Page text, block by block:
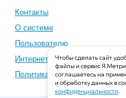
Контакты
О системе
Пользователю
Интернет-магазинам
Политика
Чтобы сделать сайт
файлы и сервис
соглашаетесь на
и обработку данных в
конфиденциальности.